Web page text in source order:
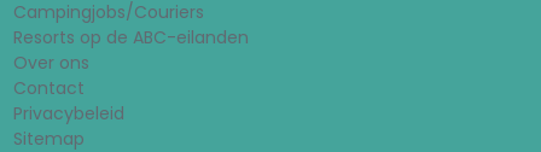
Campingjobs/Couriers
Resorts op de ABC-eilanden
Over ons
Contact
Privacybeleid
Sitemap